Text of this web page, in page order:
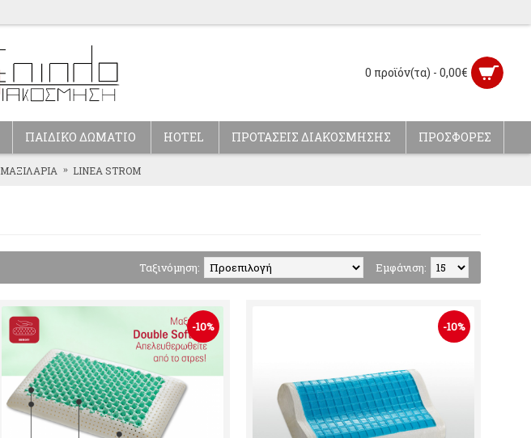
0 προϊόν(τα) - 0,00€
ΠΑΙΔΙΚΟ ΔΩΜΑΤΙΟ HOTEL ΠΡΟΤΑΣΕΙΣ ΔΙΑΚΟΣΜΗΣΗΣ ΠΡΟΣΦΟΡΕΣ
ΜΑΞΙΛΑΡΙΑ LINEA STROM
Εμφάνιση:
Ταξινόμηση:
-10% -10%